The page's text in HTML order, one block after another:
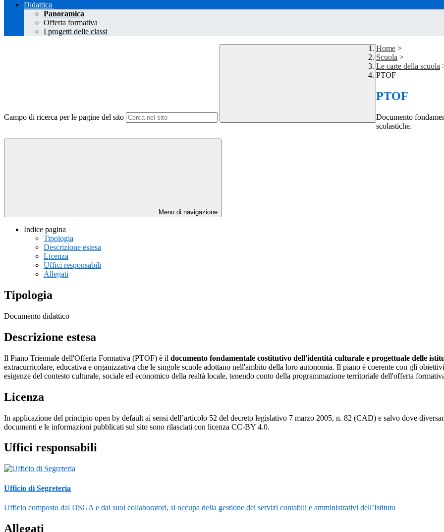
Didattica
Panoramica
Offerta formativa
I progetti delle classi
Campo di ricerca per le pagine del sito
Home >
Scuola >
Le carte della scuola
PTOF
PTOF
Documento
scolastiche.
Menu di navigazione
Indice pagina
Tipologia
Descrizione estesa
Licenza
Uffici responsabili
Allegati
Tipologia
Documento didattico
Descrizione estesa
Il Piano Triennale dell'Offerta Formativa (PTOF) è il documento fondamentale costitutivo dell'identità culturale e progettuale delle
extracurricolare, educativa e organizzativa che le singole scuole adottano nell'ambito della loro autonomia. Il piano è coerente con gli
esigenze del contesto culturale, sociale ed economico della realtà locale, tenendo conto della programmazione territoriale dell'offerta
Licenza
In applicazione del principio open by default ai sensi dell’articolo 52 del decreto legislativo 7 marzo 2005, n. 82 (CAD) e salvo dove
documenti e le informazioni pubblicati sul sito sono rilasciati con licenza CC-BY 4.0.
Uffici responsabili
Ufficio di Segreteria
Ufficio composto dal DSGA e dai suoi collaboratori, si occupa della gestione dei servizi contabili e amministrativi dell’Istituto
Allegati